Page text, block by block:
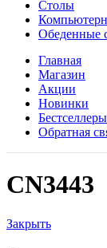
Столы
Обеденные
Главная
Магазин
Акции
Новинки
Бестселлеры
Обратная
CN3443
Закрыть